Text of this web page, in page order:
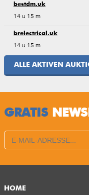
bestdm.uk
14 u 15 m
brelectrical.uk
14 u 15 m
ALLE AKTIVEN
GRATIS
HOME